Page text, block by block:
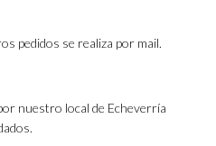
pedidos se realiza por mail.
nuestro local de Echeverría